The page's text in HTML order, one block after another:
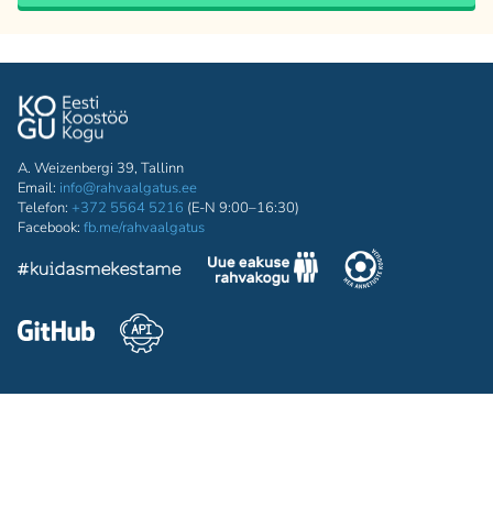
A. Weizenbergi 39, Tallinn
Email: info@rahvaalgatus.ee
Telefon: +372 5564 5216 (E-N 9:00–16:30)
Facebook: fb.me/rahvaalgatus